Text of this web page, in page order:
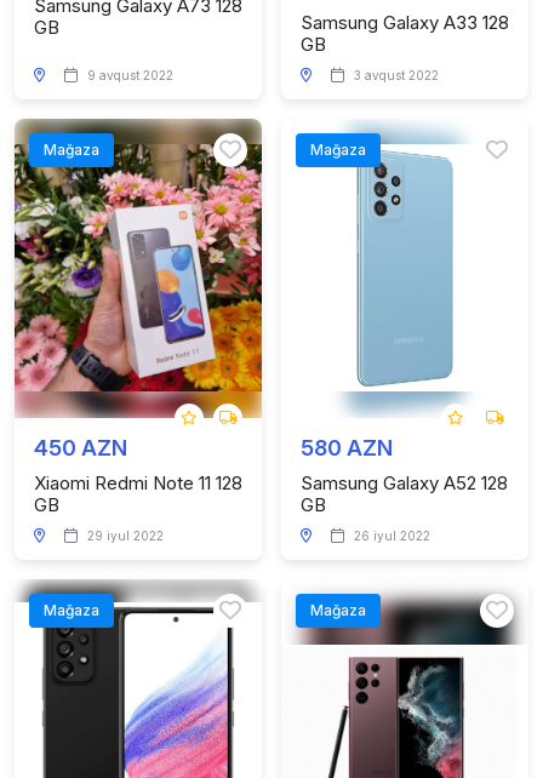
Samsung Galaxy A73 128
GB
9 avqust 2022
Samsung Galaxy A33 128
GB
3 avqust 2022
Mağaza
450 AZN
Xiaomi Redmi Note 11 128
GB
29 iyul 2022
Mağaza
580 AZN
Samsung Galaxy A52 128
GB
26 iyul 2022
Mağaza Mağaza